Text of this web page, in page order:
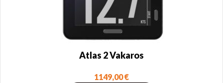
Atlas 2 Vakaros
1149,00€